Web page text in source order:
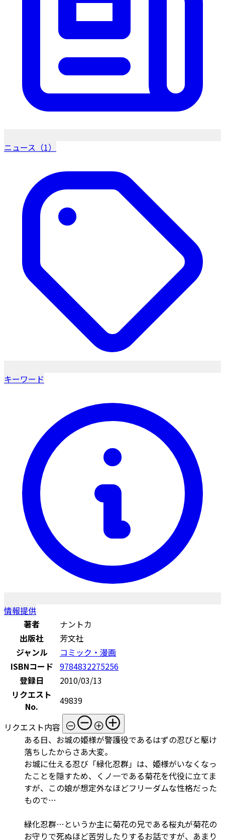
ニュース（1）
キーワード
情報提供
著者
ナントカ
出版社
芳文社
ジャンル
コミック・漫画
ISBNコード 9784832275256
登録日
2010/03/13
リクエスト
No.
49839
リクエスト内容
ある日、お城の姫様が警護役であるはずの忍びと駆け
落ちしたからさあ大変。
お城に仕える忍び「緑化忍群」は、姫様がいなくなっ
たことを隠すため、くノ一である菊花を代役に立てま
すが、この娘が想定外なほどフリーダムな性格だった
もので…
緑化忍群…というか主に菊花の兄である桜丸が菊花の
お守りで死ぬほど苦労したりするお話ですが、あまり